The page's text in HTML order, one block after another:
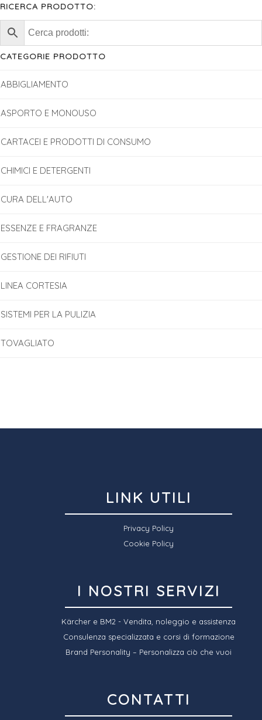
RICERCA PRODOTTO:
CATEGORIE PRODOTTO
ABBIGLIAMENTO
ASPORTO E MONOUSO
CARTACEI E PRODOTTI DI CONSUMO
CHIMICI E DETERGENTI
CURA DELL'AUTO
ESSENZE E FRAGRANZE
GESTIONE DEI RIFIUTI
LINEA CORTESIA
SISTEMI PER LA PULIZIA
TOVAGLIATO
LINK UTILI
Privacy Policy
Cookie Policy
I NOSTRI SERVIZI
Kärcher e BM2 - Vendita, noleggio e assistenza
Consulenza specializzata e corsi di formazione
Brand Personality – Personalizza ciò che vuoi
CONTATTI